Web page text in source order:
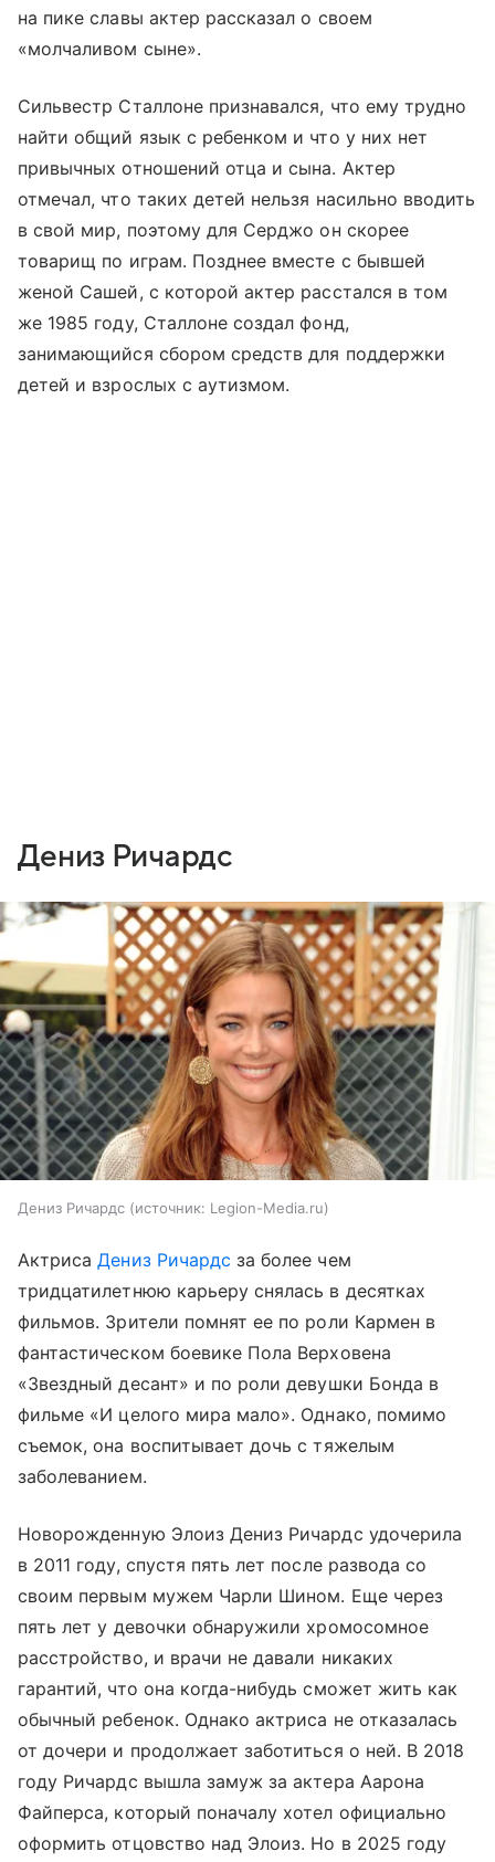
на пике славы актер рассказал о своем
«молчаливом сыне».
Сильвестр Сталлоне признавался, что ему трудно
найти общий язык с ребенком и что у них нет
привычных отношений отца и сына. Актер
отмечал, что таких детей нельзя насильно вводить
в свой мир, поэтому для Серджо он скорее
товарищ по играм. Позднее вместе с бывшей
женой Сашей, с которой актер расстался в том
же 1985 году, Сталлоне создал фонд,
занимающийся сбором средств для поддержки
детей и взрослых с аутизмом.
Дениз Ричардс
Дениз Ричардс источник: Legion-Media.ru
АктрисаДениз Ричардс за более чем
тридцатилетнюю карьеру снялась в десятках
фильмов. Зрители помнят ее по роли Кармен в
фантастическом боевике Пола Верховена
«Звездный десант» и по роли девушки Бонда в
фильме «И целого мира мало». Однако, помимо
съемок, она воспитывает дочь с тяжелым
заболеванием.
Новорожденную Элоиз Дениз Ричардс удочерила
в 2011 году, спустя пять лет после развода со
своим первым мужем Чарли Шином. Еще через
пять лет у девочки обнаружили хромосомное
расстройство, и врачи не давали никаких
гарантий, что она когда-нибудь сможет жить как
обычный ребенок. Однако актриса не отказалась
от дочери и продолжает заботиться о ней. В 2018
году Ричардс вышла замуж за актера Аарона
Файперса, который поначалу хотел официально
оформить отцовство над Элоиз. Но в 2025 году